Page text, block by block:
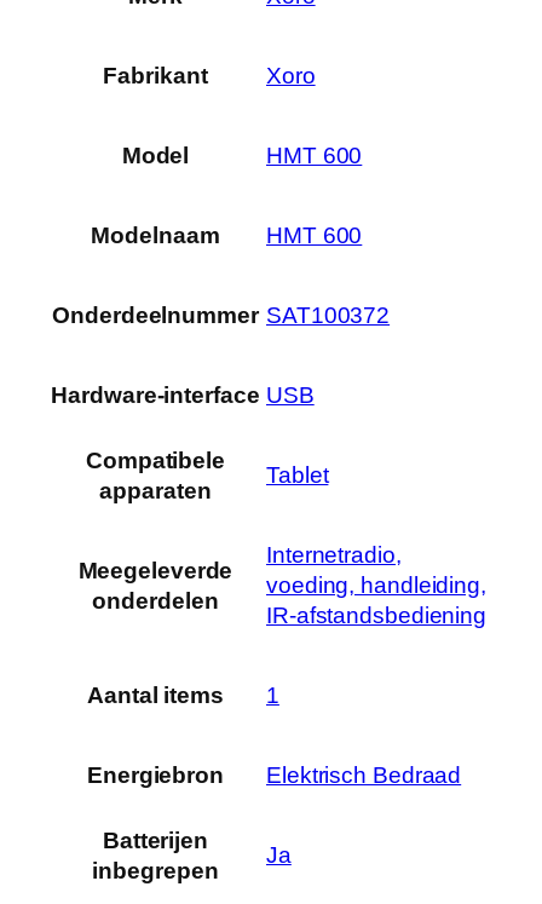
Fabrikant ‎Xoro
Model ‎HMT 600
Modelnaam ‎HMT 600
Onderdeelnummer ‎SAT100372
Hardware-interface ‎USB
Compatibele
apparaten
‎Tablet
Meegeleverde
onderdelen
‎Internetradio,
voeding, handleiding,
IR-afstandsbediening
Aantal items ‎1
Energiebron ‎Elektrisch Bedraad
Batterijen
inbegrepen
‎Ja